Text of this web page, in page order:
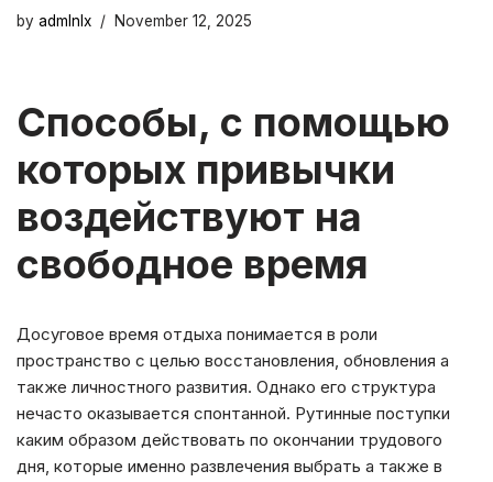
by admlnlx November 12, 2025
Способы, с помощью
которых привычки
воздействуют на
свободное время
Досуговое время отдыха понимается в роли
пространство с целью восстановления, обновления а
также личностного развития. Однако его структура
нечасто оказывается спонтанной. Рутинные поступки
каким образом действовать по окончании трудового
дня, которые именно развлечения выбрать а также в